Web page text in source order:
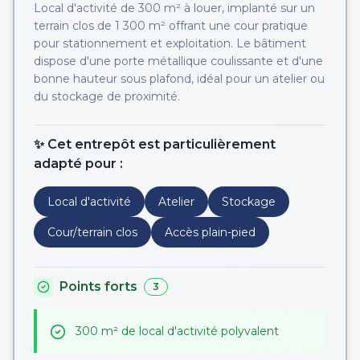
Local d'activité de 300 m² à louer, implanté sur un
terrain clos de 1 300 m² offrant une cour pratique
pour stationnement et exploitation. Le bâtiment
dispose d'une porte métallique coulissante et d'une
bonne hauteur sous plafond, idéal pour un atelier ou
du stockage de proximité.
✨ Cet entrepôt est particulièrement
adapté pour :
Local d'activité Atelier Stockage
Cour/terrain clos Accès plain-pied
Points forts 3
300 m² de local d'activité polyvalent